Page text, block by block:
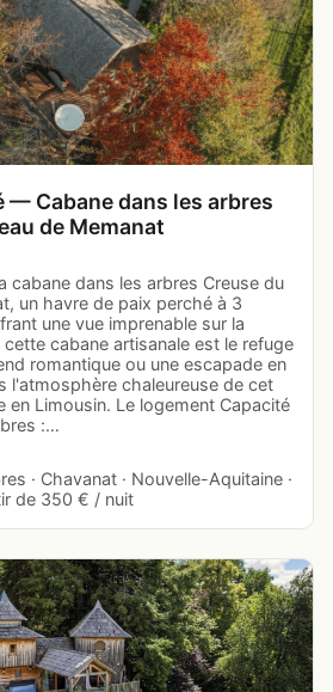
— Cabane dans les arbres
de Memanat
cabane dans les arbres Creuse du
un havre de paix perché à 3
une vue imprenable sur la
cabane artisanale est le refuge
romantique ou une escapade en
l'atmosphère chaleureuse de cet
en Limousin. Le logement Capacité
:…
· Chavanat · Nouvelle-Aquitaine ·
de 350 € / nuit